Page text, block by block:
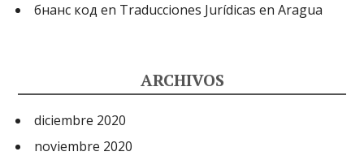
бнанс код en Traducciones Jurídicas en Aragua
ARCHIVOS
diciembre 2020
noviembre 2020